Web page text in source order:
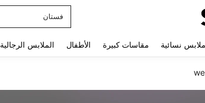
فستان
ملابس نسائية مقاسات كبيرة الأطفال الملابس الرجالية